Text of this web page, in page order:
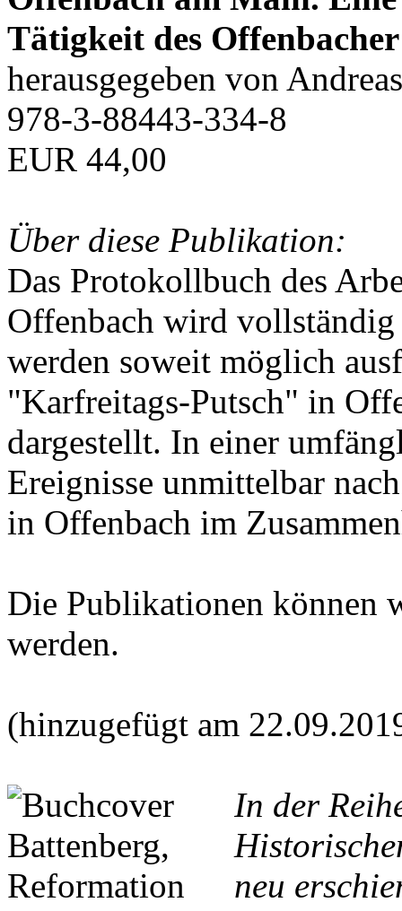
Tätigkeit des
herausgegeben von
978-3-88443-334-8
EUR 44,00
Über diese Publikation:
Das Protokollbuch des
Offenbach wird
werden soweit möglich
"Karfreitags-Putsch" in
dargestellt. In einer
Ereignisse unmittelbar
in Offenbach im
Die Publikationen können
werden.
(hinzugefügt am
In der
neu